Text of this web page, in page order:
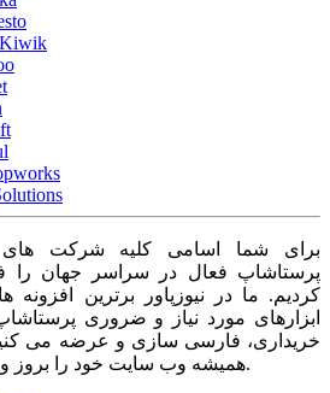
برای شما اسامی کلیه شرکت های
پرستاشاپ فعال در سراسر جهان را
کردیم. ما در نیوزپاور برترین افزونه
ابزارهای مورد نیاز و ضروری
خریداری، فارسی سازی و عرضه می کنیم.
همیشه وب سایت خود را بروز و پویا نگه دارید.